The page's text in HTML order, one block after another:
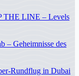
THE LINE – Levels
– Geheimnisse des
Rundflug in Dubai